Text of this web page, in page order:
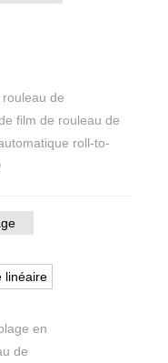
de
film de rouleau de
roll-to-
linéaire
en
de